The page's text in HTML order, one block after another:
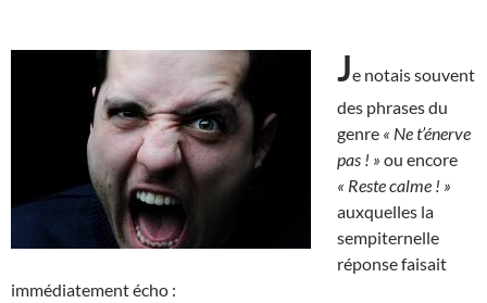
Je notais souvent
des phrases du
genre « Ne t’énerve
pas ! » ou encore
« Reste calme ! »
auxquelles la
sempiternelle
réponse faisait
immédiatement écho :